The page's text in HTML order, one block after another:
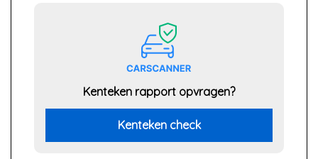
Kenteken rapport opvragen?
Kenteken check